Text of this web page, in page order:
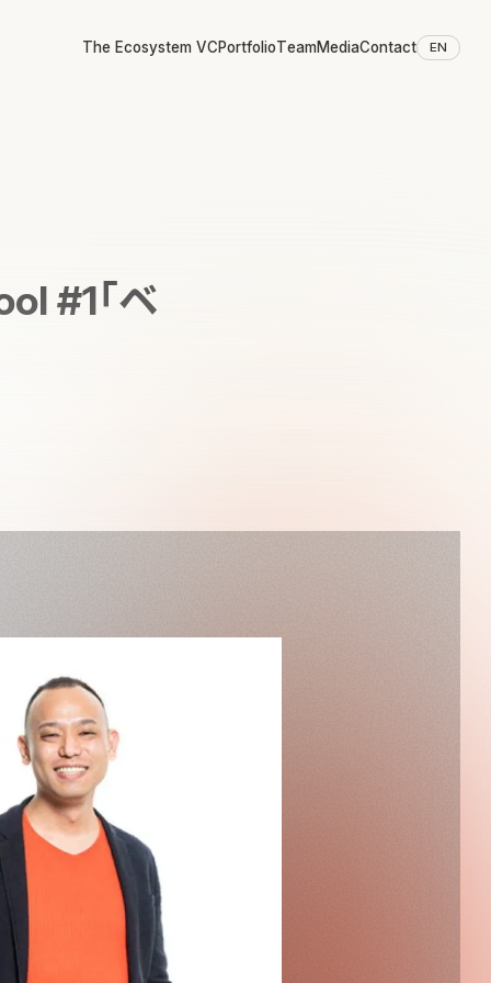
The Ecosystem VCPortfolioTeamMediaContact EN
#1「ベ